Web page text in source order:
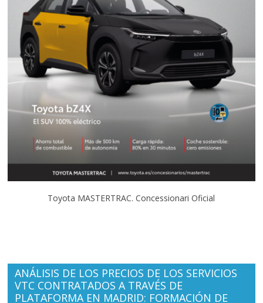
Toyota MASTERTRAC. Concessionari Oficial
ANÁLISIS DE LOS PRECIOS DE LOS SERVICIOS
VTC CONTRATADOS A TRAVÉS DE
PLATAFORMA EN MADRID: FORMACIÓN DE